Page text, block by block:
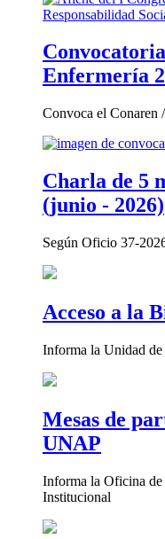
Enfermería
Convoca el Conaren
Charla de 5
(junio - 2026)
Según Oficio 37-
Acceso a la
Informa la Unidad
Mesas de
UNAP
Informa la Oficina
Institucional